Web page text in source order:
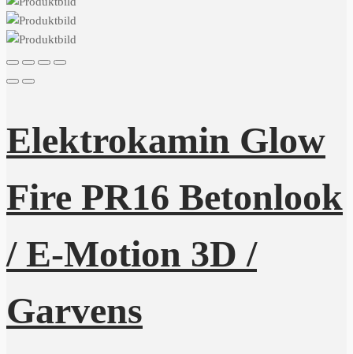
Elektrokamin Glow
Fire PR16 Betonlook
/ E-Motion 3D /
Garvens